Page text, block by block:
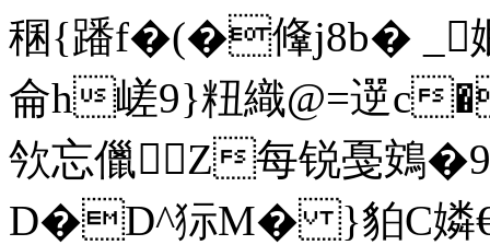
稛{蹯 f�(�鞗j8b� _姄
侖h嵯9}粈織@=遻c
欦忘儠Z每锐戞鴳�9
D�D^狋M� }貃C嫾